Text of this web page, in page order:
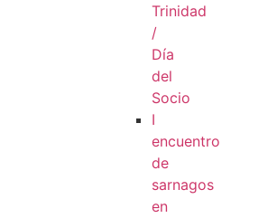
Trinidad
/
Día
del
Socio
I
encuentro
de
sarnagos
en